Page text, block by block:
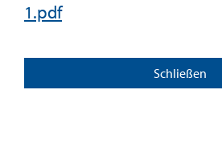
1.pdf
Schließen